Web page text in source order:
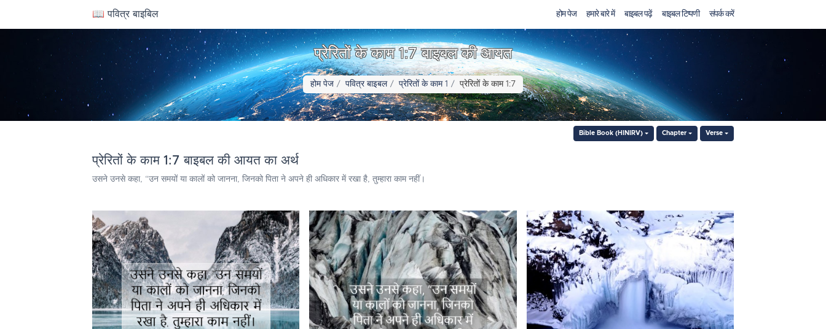
📖 पवित्र बाइबिल होम पेज हमारे बारे में बाइबल पढ़ें बाइबल टिप्पणी संपर्क करें
प्रेरितों के काम 1:7 बाइबल की आयत
होम पेज पवित्र बाइबल प्रेरितों के काम 1 प्रेरितों के काम 1:7
Bible Book (HINIRV) Chapter Verse
प्रेरितों के काम 1:7 बाइबल की आयत का अर्थ
उसने उनसे कहा, “उन समयों या कालों को जानना, जिनको पिता ने अपने ही अधिकार में रखा है, तुम्हारा काम नहीं।